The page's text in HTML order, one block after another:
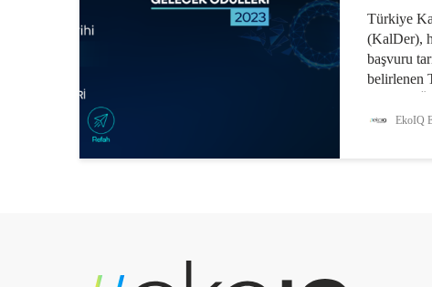
Türkiye
(KalDer),
başvuru
belirlenen
gelecek
EkoIQ